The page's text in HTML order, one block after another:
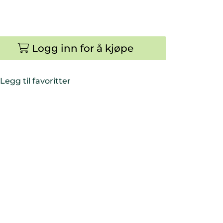
Logg inn for å kjøpe
Legg til favoritter